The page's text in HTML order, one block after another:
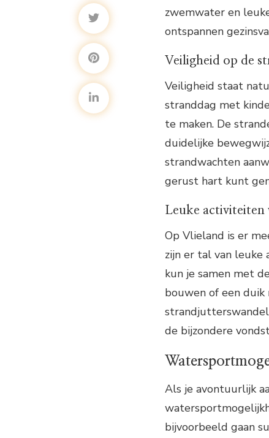
zwemwater en
ontspannen
Veiligheid op de
Veiligheid staat
stranddag met
te maken. De
duidelijke
strandwachten
gerust hart kunt
Leuke activiteiten
Op Vlieland is er
zijn er tal van leuke
kun je samen met
bouwen of een duik
de bijzondere
Als je avontuurlijk
bijvoorbeeld gaan